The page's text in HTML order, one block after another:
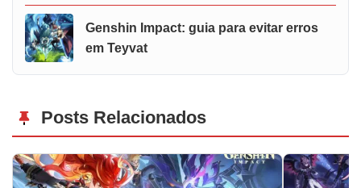
Genshin Impact: guia para evitar erros
em Teyvat
Posts Relacionados